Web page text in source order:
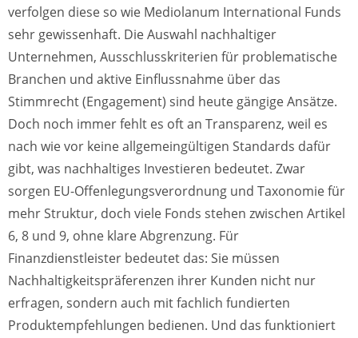
verfolgen diese so wie Mediolanum International Funds
sehr gewissenhaft. Die Auswahl nachhaltiger
Unternehmen, Ausschlusskriterien für problematische
Branchen und aktive Einflussnahme über das
Stimmrecht (Engagement) sind heute gängige Ansätze.
Doch noch immer fehlt es oft an Transparenz, weil es
nach wie vor keine allgemeingültigen Standards dafür
gibt, was nachhaltiges Investieren bedeutet. Zwar
sorgen EU-Offenlegungsverordnung und Taxonomie für
mehr Struktur, doch viele Fonds stehen zwischen Artikel
6, 8 und 9, ohne klare Abgrenzung. Für
Finanzdienstleister bedeutet das: Sie müssen
Nachhaltigkeitspräferenzen ihrer Kunden nicht nur
erfragen, sondern auch mit fachlich fundierten
Produktempfehlungen bedienen. Und das funktioniert